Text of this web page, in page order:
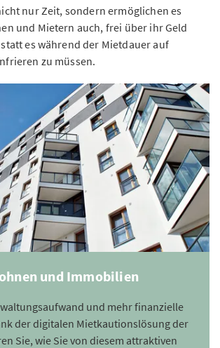
nur Zeit, sondern ermöglichen es
und Mietern auch, frei über ihr Geld
es während der Mietdauer auf
zu müssen.
und Immobilien
und mehr finanzielle
der digitalen Mietkautionslösung der
Sie, wie Sie von diesem attraktiven